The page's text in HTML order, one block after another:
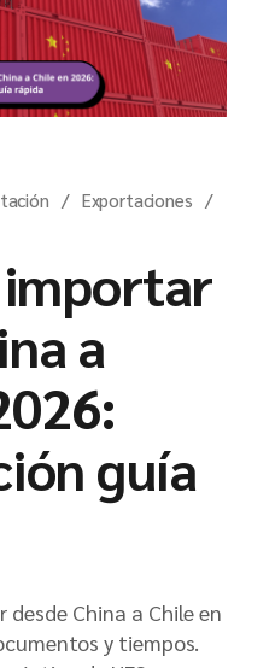
Exportaciones
a
guía
China a Chile en
y tiempos.